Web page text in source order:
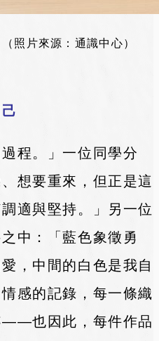
照片來源：通識中心）
程。」一位同學分
想要重來，但正是這
適與堅持。」
另一位
中：「藍色象徵勇
，中間的白色是我自
感的記錄，每一條織
——也因此，每件作品